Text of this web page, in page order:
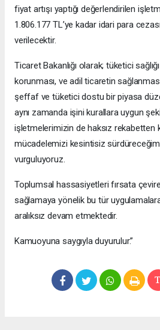
fiyat artışı yaptığı değerlendirilen
1.806.177 TL’ye kadar idari para
verilecektir.
Ticaret Bakanlığı olarak; tüketici
korunması, ve adil ticaretin
şeffaf ve tüketici dostu bir piyasa
aynı zamanda işini kurallara uygun
işletmelerimizin de haksız rekabetten
mücadelemizi kesintisiz
vurguluyoruz.
Toplumsal hassasiyetleri fırsata
sağlamaya yönelik bu tür
aralıksız devam etmektedir.
Kamuoyuna saygıyla duyurulur.”